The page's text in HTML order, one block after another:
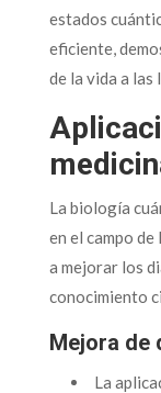
estados
eficiente,
de la vida a las
La biología
en el campo
a mejorar los
conocimiento
Mejora de
La